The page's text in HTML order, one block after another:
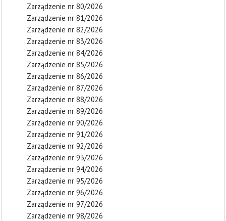
Zarządzenie nr 80/2026
Zarządzenie nr 81/2026
Zarządzenie nr 82/2026
Zarządzenie nr 83/2026
Zarządzenie nr 84/2026
Zarządzenie nr 85/2026
Zarządzenie nr 86/2026
Zarządzenie nr 87/2026
Zarządzenie nr 88/2026
Zarządzenie nr 89/2026
Zarządzenie nr 90/2026
Zarządzenie nr 91/2026
Zarządzenie nr 92/2026
Zarządzenie nr 93/2026
Zarządzenie nr 94/2026
Zarządzenie nr 95/2026
Zarządzenie nr 96/2026
Zarządzenie nr 97/2026
Zarządzenie nr 98/2026